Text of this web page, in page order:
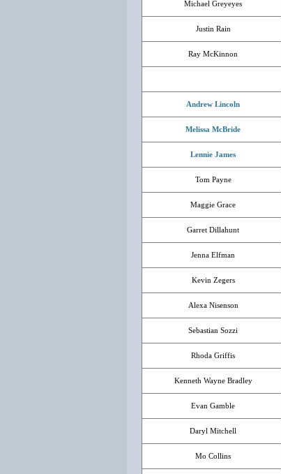
Michael Greyeyes
Justin Rain
Ray McKinnon
Andrew Lincoln
Melissa McBride
Lennie James
Tom Payne
Maggie Grace
Garret Dillahunt
Jenna Elfman
Kevin Zegers
Alexa Nisenson
Sebastian Sozzi
Rhoda Griffis
Kenneth Wayne Bradley
Evan Gamble
Daryl Mitchell
Mo Collins